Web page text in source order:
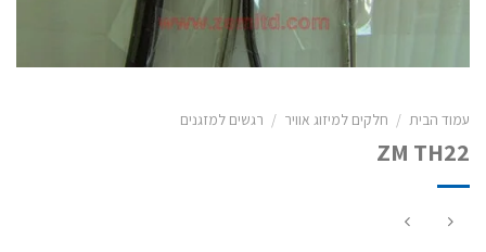
עמוד הבית / חלקים למיזוג אוויר / רגשים למזגנים
ZM TH22